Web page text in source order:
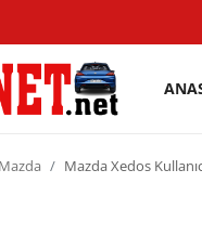
Mazda Mazda Xedos